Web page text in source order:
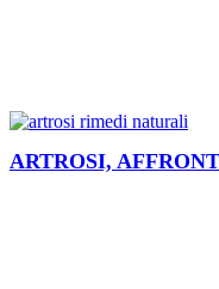
ARTROSI,